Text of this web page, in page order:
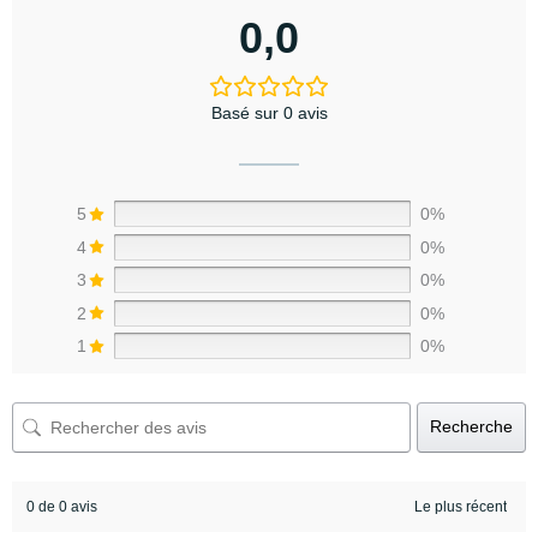
0,0
Basé sur 0 avis
5
0%
4
0%
3
0%
2
0%
1
0%
Recherche
0 de 0 avis